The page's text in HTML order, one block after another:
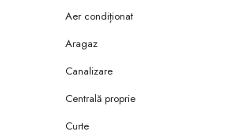
Aer condiționat
Aragaz
Canalizare
Centrală proprie
Curte